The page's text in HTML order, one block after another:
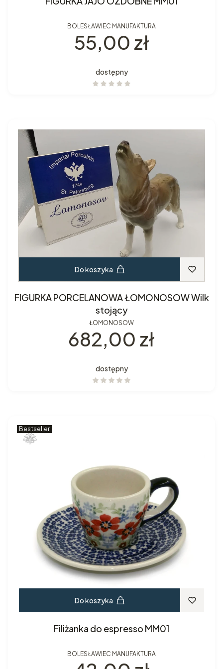
BOLESŁAWIEC MANUFAKTURA
Cena
55,00 zł
dostępny
Do koszyka
FIGURKA PORCELANOWA ŁOMONOSOW Wilk
stojący
ŁOMONOSOW
Cena
682,00 zł
dostępny
Bestseller
Do koszyka
Filiżanka do espresso MM01
BOLESŁAWIEC MANUFAKTURA